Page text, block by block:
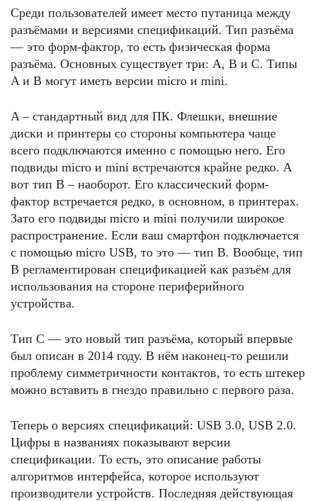
Среди пользователей имеет место путаница между
разъёмами и версиями спецификаций. Тип разъёма
— это форм-фактор, то есть физическая форма
разъёма. Основных существует три: A, B и C. Типы
A и B могут иметь версии micro и mini.
A – стандартный вид для ПК. Флешки, внешние
диски и принтеры со стороны компьютера чаще
всего подключаются именно с помощью него. Его
подвиды micro и mini встречаются крайне редко. А
вот тип B – наоборот. Его классический форм-
фактор встречается редко, в основном, в принтерах.
Зато его подвиды micro и mini получили широкое
распространение. Если ваш смартфон подключается
с помощью micro USB, то это — тип B. Вообще, тип
B регламентирован спецификацией как разъём для
использования на стороне периферийного
устройства.
Тип С — это новый тип разъёма, который впервые
был описан в 2014 году. В нём наконец-то решили
проблему симметричности контактов, то есть штекер
можно вставить в гнездо правильно с первого раза.
Теперь о версиях спецификаций: USB 3.0, USB 2.0.
Цифры в названиях показывают версии
спецификации. То есть, это описание работы
алгоритмов интерфейса, которое используют
производители устройств. Последняя действующая